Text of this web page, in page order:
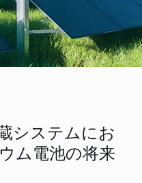
システムにお
ム電池の将来